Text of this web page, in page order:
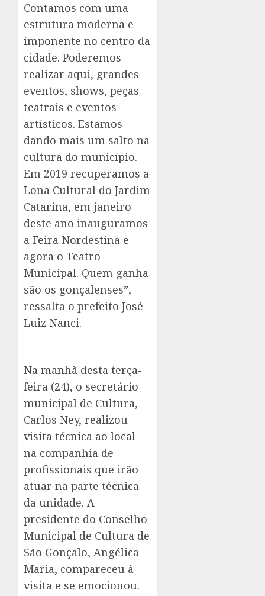
Contamos com uma
estrutura moderna e
imponente no centro da
cidade. Poderemos
realizar aqui, grandes
eventos, shows, peças
teatrais e eventos
artísticos. Estamos
dando mais um salto na
cultura do município.
Em 2019 recuperamos a
Lona Cultural do Jardim
Catarina, em janeiro
deste ano inauguramos
a Feira Nordestina e
agora o Teatro
Municipal. Quem ganha
são os gonçalenses”,
ressalta o prefeito José
Luiz Nanci.
Na manhã desta terça-
feira (24), o secretário
municipal de Cultura,
Carlos Ney, realizou
visita técnica ao local
na companhia de
profissionais que irão
atuar na parte técnica
da unidade. A
presidente do Conselho
Municipal de Cultura de
São Gonçalo, Angélica
Maria, compareceu à
visita e se emocionou.